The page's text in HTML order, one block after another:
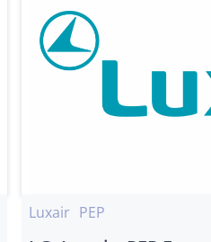
Luxair PEP